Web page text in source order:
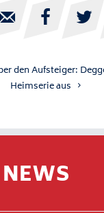
  
den Aufsteiger:
Heimserie aus